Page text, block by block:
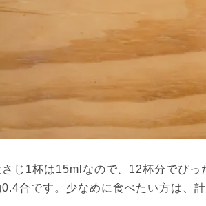
さじ1杯は15mlなので、12杯分でぴ
合です。少なめに食べたい方は、